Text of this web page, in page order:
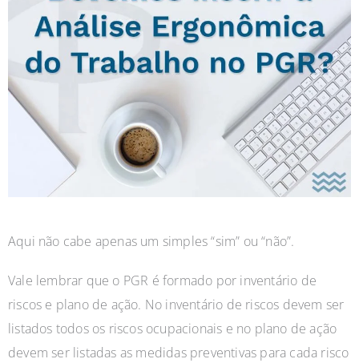
Aqui não cabe apenas um simples “sim” ou “não”.
Vale lembrar que o PGR é formado por inventário de
riscos e plano de ação. No inventário de riscos devem ser
listados todos os riscos ocupacionais e no plano de ação
devem ser listadas as medidas preventivas para cada risco